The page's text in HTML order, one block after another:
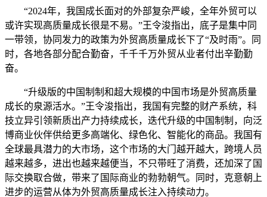
“2024年，我国成长面对的外部复杂严峻，全年外贸可以
或许实现高质量成长很是不易。”王令浚指出，底子是集中同
一带领，协同发力的政策为外贸高质量成长下了“及时雨”。同
时，各地各部分配合勤奋，千千千万外贸从业者付出辛勤勤
奋。
“升级版的中国制制和超大规模的中国市场是外贸高质量
成长的泉源活水。”王令浚指出，我国有完整的财产系统，科
技立异引领新质出产力持续成长，迭代升级的中国制制，向泛
博商业伙伴供给更多高端化、绿色化、智能化的商品。我国有
全球最具潜力的大市场，这个市场的大门越开越大，跨境人员
越来越多，进出也越来越便当，不只带旺了消费，还加深了国
际交换取合做，带来了国际商业的勃勃朝气。同时，克意朝上
进步的运营从体为外贸高质量成长注入持续动力。